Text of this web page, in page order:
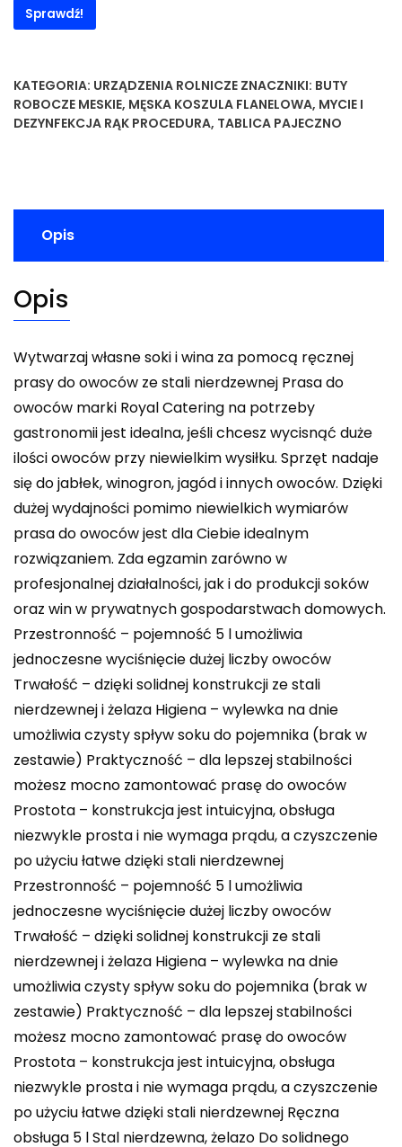
Sprawdź!
KATEGORIA: URZĄDZENIA ROLNICZE ZNACZNIKI: BUTY
ROBOCZE MESKIE, MĘSKA KOSZULA FLANELOWA, MYCIE I
DEZYNFEKCJA RĄK PROCEDURA, TABLICA PAJECZNO
Opis
Opis
Wytwarzaj własne soki i wina za pomocą ręcznej
prasy do owoców ze stali nierdzewnej Prasa do
owoców marki Royal Catering na potrzeby
gastronomii jest idealna, jeśli chcesz wycisnąć duże
ilości owoców przy niewielkim wysiłku. Sprzęt nadaje
się do jabłek, winogron, jagód i innych owoców. Dzięki
dużej wydajności pomimo niewielkich wymiarów
prasa do owoców jest dla Ciebie idealnym
rozwiązaniem. Zda egzamin zarówno w
profesjonalnej działalności, jak i do produkcji soków
oraz win w prywatnych gospodarstwach domowych.
Przestronność – pojemność 5 l umożliwia
jednoczesne wyciśnięcie dużej liczby owoców
Trwałość – dzięki solidnej konstrukcji ze stali
nierdzewnej i żelaza Higiena – wylewka na dnie
umożliwia czysty spływ soku do pojemnika (brak w
zestawie) Praktyczność – dla lepszej stabilności
możesz mocno zamontować prasę do owoców
Prostota – konstrukcja jest intuicyjna, obsługa
niezwykle prosta i nie wymaga prądu, a czyszczenie
po użyciu łatwe dzięki stali nierdzewnej
Przestronność – pojemność 5 l umożliwia
jednoczesne wyciśnięcie dużej liczby owoców
Trwałość – dzięki solidnej konstrukcji ze stali
nierdzewnej i żelaza Higiena – wylewka na dnie
umożliwia czysty spływ soku do pojemnika (brak w
zestawie) Praktyczność – dla lepszej stabilności
możesz mocno zamontować prasę do owoców
Prostota – konstrukcja jest intuicyjna, obsługa
niezwykle prosta i nie wymaga prądu, a czyszczenie
po użyciu łatwe dzięki stali nierdzewnej Ręczna
obsługa 5 l Stal nierdzewna, żelazo Do solidnego